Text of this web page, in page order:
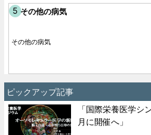
その他の病気
その他の病気
ピックアップ記事
「国際栄養医学シ
月に開催へ」